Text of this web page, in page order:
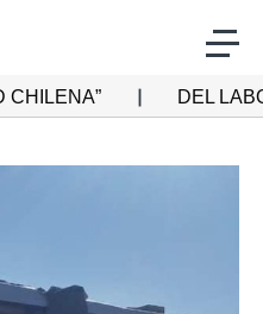
al contenido
DEL LABORATORIO AL